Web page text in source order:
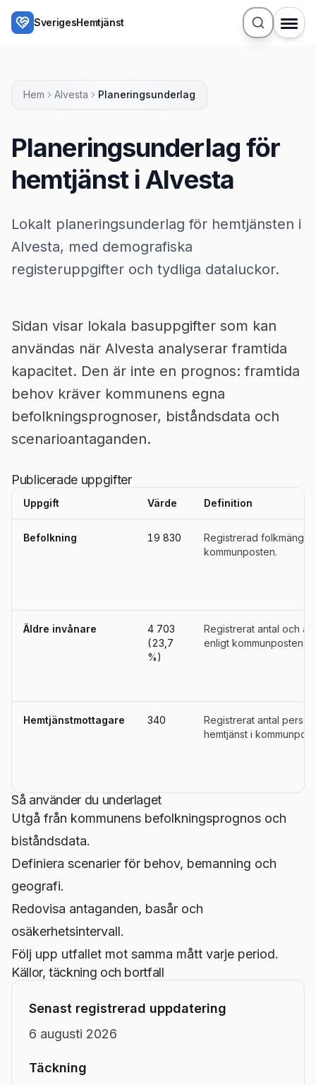
Hoppa till huvudinnehåll
SverigesHemtjänst
Hem Alvesta Planeringsunderlag
Planeringsunderlag för
hemtjänst i Alvesta
Lokalt planeringsunderlag för hemtjänsten i
Alvesta, med demografiska
registeruppgifter och tydliga dataluckor.
Sidan visar lokala basuppgifter som kan
användas när Alvesta analyserar framtida
kapacitet. Den är inte en prognos: framtida
behov kräver kommunens egna
befolkningsprognoser, biståndsdata och
scenarioantaganden.
Publicerade uppgifter
Uppgift Värde Definition
Befolkning 19 830
Registrerad folkmängd i
kommunposten.
Äldre invånare
4 703
(23,7
%)
Registrerat antal och
enligt kommunpostens
Hemtjänstmottagare 340
Registrerat antal
hemtjänst i
Så använder du underlaget
Utgå från kommunens befolkningsprognos och
biståndsdata.
Definiera scenarier för behov, bemanning och
geografi.
Redovisa antaganden, basår och
osäkerhetsintervall.
Följ upp utfallet mot samma mått varje period.
Källor, täckning och bortfall
Senast registrerad uppdatering
6 augusti 2026
Täckning